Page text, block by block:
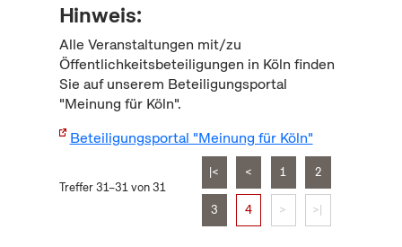
Hinweis:
Alle Veranstaltungen mit/zu
Öffentlichkeitsbeteiligungen in Köln finden
Sie auf unserem Beteiligungsportal
"Meinung für Köln".
Beteiligungsportal "Meinung für Köln"
Treffer 31–31 von 31
|< < 1 2
3 4 > >|